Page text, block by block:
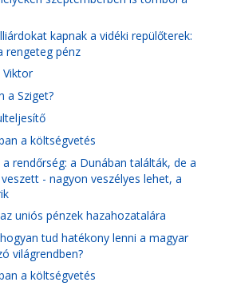
kapnak a vidéki repülőterek:
rengeteg pénz
a Sziget?
a költségvetés
rendőrség: a Dunában találták, de a
- nagyon veszélyes lehet, a
uniós pénzek hazahozatalára
tud hatékony lenni a magyar
világrendben?
a költségvetés